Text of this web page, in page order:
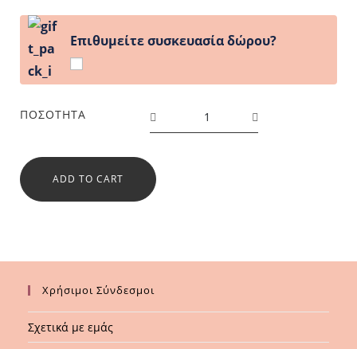
Επιθυμείτε συσκευασία δώρου?
ΠΟΣΌΤΗΤΑ
ADD TO CART
Χρήσιμοι Σύνδεσμοι
Σχετικά με εμάς